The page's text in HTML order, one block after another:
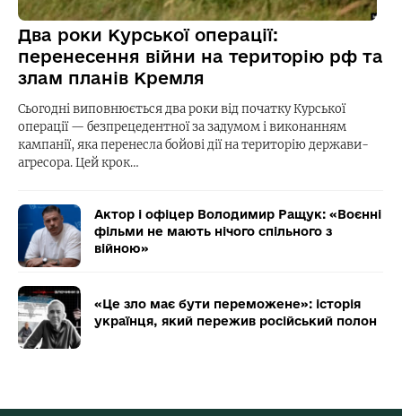
Два роки Курської операції:
перенесення війни на територію рф та
злам планів Кремля
Сьогодні виповнюється два роки від початку Курської
операції — безпрецедентної за задумом і виконанням
кампанії, яка перенесла бойові дії на територію держави-
агресора. Цей крок…
Актор і офіцер Володимир Ращук: «Воєнні
фільми не мають нічого спільного з
війною»
«Це зло має бути переможене»: історія
українця, який пережив російський полон